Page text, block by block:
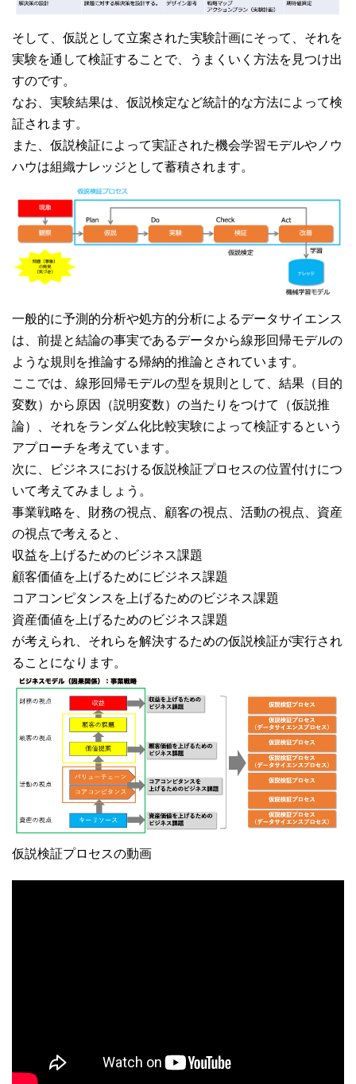
そして、仮説として立案された実験計画にそって、それを
実験を通して検証することで、うまくいく方法を見つけ出
すのです。
なお、実験結果は、仮説検定など統計的な方法によって検
証されます。
また、仮説検証によって実証された機会学習モデルやノウ
ハウは組織ナレッジとして蓄積されます。
一般的に予測的分析や処方的分析によるデータサイエンス
は、前提と結論の事実であるデータから線形回帰モデルの
ような規則を推論する帰納的推論とされています。
ここでは、線形回帰モデルの型を規則として、結果（目的
変数）から原因（説明変数）の当たりをつけて（仮説推
論）、それをランダム化比較実験によって検証するという
アプローチを考えています。
次に、ビジネスにおける仮説検証プロセスの位置付けにつ
いて考えてみましょう。
事業戦略を、財務の視点、顧客の視点、活動の視点、資産
の視点で考えると、
収益を上げるためのビジネス課題
顧客価値を上げるためにビジネス課題
コアコンピタンスを上げるためのビジネス課題
資産価値を上げるためのビジネス課題
が考えられ、それらを解決するための仮説検証が実行され
ることになります。
仮説検証プロセスの動画